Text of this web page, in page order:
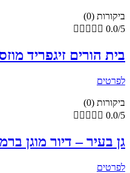
ביקורות (0)
     0.0/5
בית הורים זיגפריד
לפרטים
ביקורות (0)
     0.0/5
גן בעיר – דיור מוגן
לפרטים